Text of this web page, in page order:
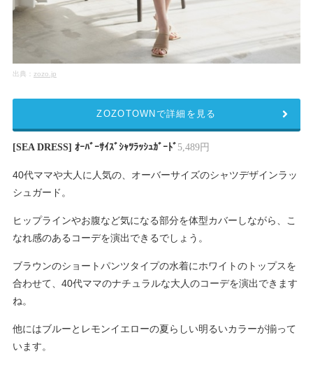
出典： zozo.jp
[SEA DRESS] ｵｰﾊﾞｰｻｲｽﾞｼｬﾂﾗｯｼｭｶﾞｰﾄﾞ 5,489円
40代ママや大人に人気の、オーバーサイズのシャツデザインラッ
シュガード。
ヒップラインやお腹など気になる部分を体型カバーしながら、こ
なれ感のあるコーデを演出できるでしょう。
ブラウンのショートパンツタイプの水着にホワイトのトップスを
合わせて、40代ママのナチュラルな大人のコーデを演出できます
ね。
他にはブルーとレモンイエローの夏らしい明るいカラーが揃って
います。
ZOZOTOWNで詳細を見る